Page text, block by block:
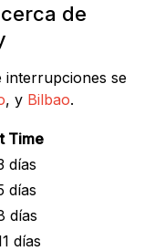
de
interrupciones se
, y Bilbao.
Time
días
días
días
días